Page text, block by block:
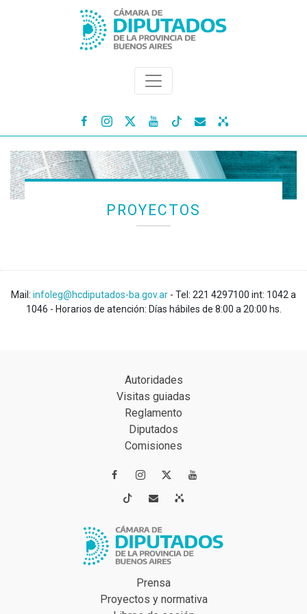
   
PROYECTOS
Mail: infoleg@hcdiputados-ba.gov.ar - Tel: 221 4297100 int: 1042 a
1046 - Horarios de atención: Días hábiles de 8:00 a 20:00 hs.
Autoridades
Visitas guiadas
Reglamento
Diputados
Comisiones
 
 
Prensa
Proyectos y normativa